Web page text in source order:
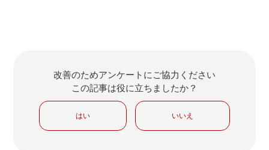
改善のためアンケートにご協力ください
この記事は役に立ちましたか？
はい いいえ